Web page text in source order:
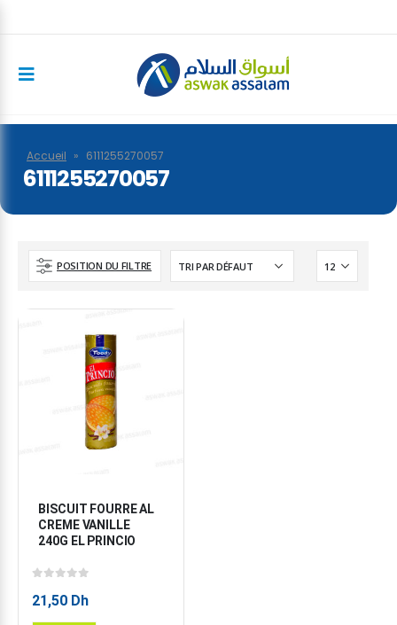
Accueil » 6111255270057
6111255270057
POSITION DU FILTRE
BISCUIT FOURRE AL
CREME VANILLE
240G EL PRINCIO
21,50 Dh